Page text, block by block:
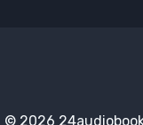
© 2026